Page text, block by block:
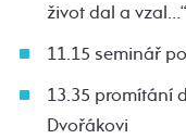
život dal a vzal…“
11.15 seminář
13.35 promítání
Dvořákovi